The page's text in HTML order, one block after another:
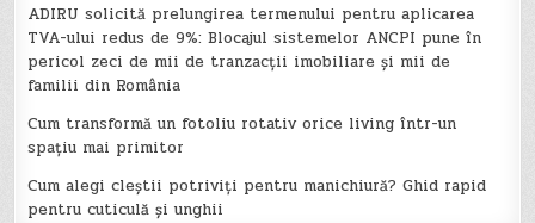
ADIRU solicită prelungirea termenului pentru aplicarea
TVA-ului redus de 9%: Blocajul sistemelor ANCPI pune în
pericol zeci de mii de tranzacții imobiliare și mii de
familii din România
Cum transformă un fotoliu rotativ orice living într-un
spațiu mai primitor
Cum alegi cleștii potriviți pentru manichiură? Ghid rapid
pentru cuticulă și unghii